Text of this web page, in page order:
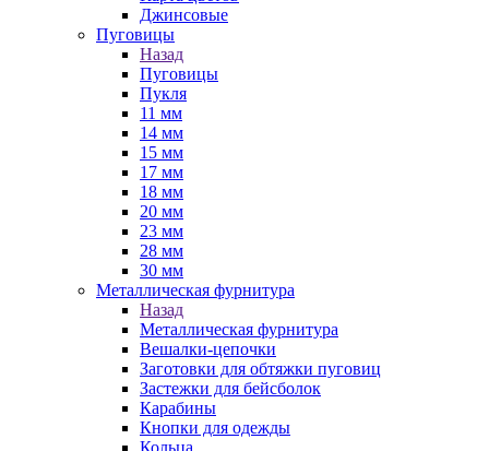
Джинсовые
Пуговицы
Назад
Пуговицы
Пукля
11 мм
14 мм
15 мм
17 мм
18 мм
20 мм
23 мм
28 мм
30 мм
Металлическая фурнитура
Назад
Металлическая фурнитура
Вешалки-цепочки
Заготовки для обтяжки пуговиц
Застежки для бейсболок
Карабины
Кнопки для одежды
Кольца